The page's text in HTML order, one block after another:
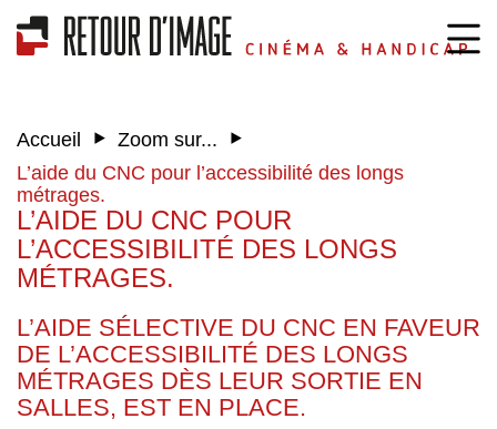
Accueil ‣ Zoom sur... ‣
L’aide du CNC pour l’accessibilité des longs
métrages.
L’AIDE DU CNC POUR
L’ACCESSIBILITÉ DES LONGS
MÉTRAGES.
L’AIDE SÉLECTIVE DU CNC EN FAVEUR
DE L’ACCESSIBILITÉ DES LONGS
MÉTRAGES DÈS LEUR SORTIE EN
SALLES, EST EN PLACE.